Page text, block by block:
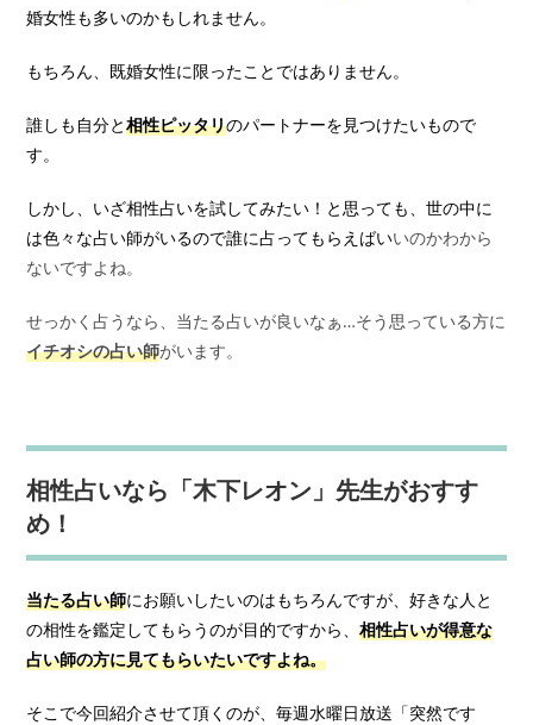
婚女性も多いのかもしれません。
もちろん、既婚女性に限ったことではありません。
誰しも自分と相性ピッタリのパートナーを見つけたいもので
す。
しかし、いざ相性占いを試してみたい！と思っても、世の中に
は色々な占い師がいるので誰に占ってもらえばいいのかわから
ないですよね。
せっかく占うなら、当たる占いが良いなぁ…そう思っている方に
イチオシの占い師がいます。
相性占いなら「木下レオン」先生がおすす
め！
当たる占い師にお願いしたいのはもちろんですが、好きな人と
の相性を鑑定してもらうのが目的ですから、相性占いが得意な
占い師の方に見てもらいたいですよね。
そこで今回紹介させて頂くのが、毎週水曜日放送「突然です